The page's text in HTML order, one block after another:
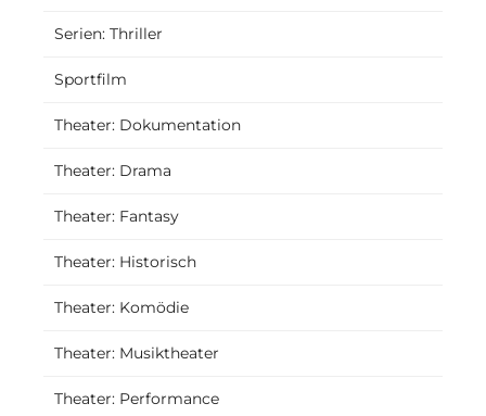
Serien: Thriller
Sportfilm
Theater: Dokumentation
Theater: Drama
Theater: Fantasy
Theater: Historisch
Theater: Komödie
Theater: Musiktheater
Theater: Performance